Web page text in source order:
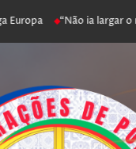
“Não ia largar o